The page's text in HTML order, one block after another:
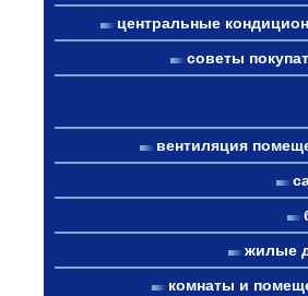
центральные
советы
вентиляция
жилые
комнаты и